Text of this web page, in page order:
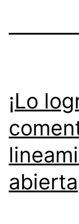
¡Lo
abierta